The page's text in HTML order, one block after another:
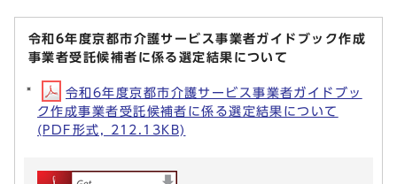
令和6年度京都市介護サービス事業者ガイドブック作成
事業者受託候補者に係る選定結果について
令和6年度京都市介護サービス事業者ガイドブッ
ク作成事業者受託候補者に係る選定結果について
(PDF形式, 212.13KB)